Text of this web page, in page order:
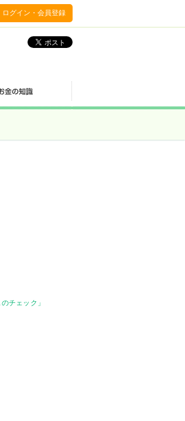
ログイン・会員登録
チェック」